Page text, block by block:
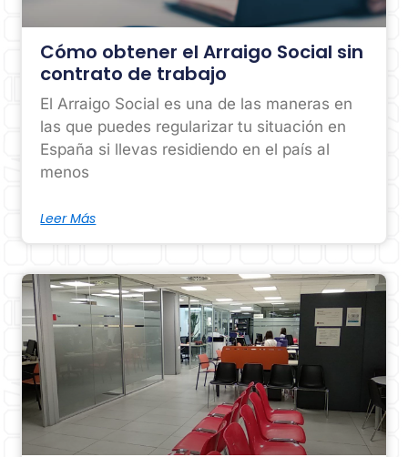
Cómo obtener el Arraigo Social sin
contrato de trabajo
El Arraigo Social es una de las maneras en
las que puedes regularizar tu situación en
España si llevas residiendo en el país al
menos
Leer Más